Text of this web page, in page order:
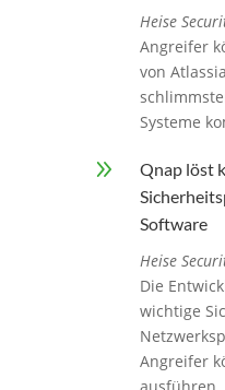
Heise
Angreifer
von
Systeme
9
Qnap löst
Software
Heise
Die
wichtige
Angreifer